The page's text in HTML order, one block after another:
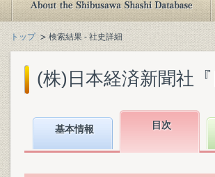
トップ 検索結果 - 社史詳細
(株)日本経済新聞社
基本情報 目次